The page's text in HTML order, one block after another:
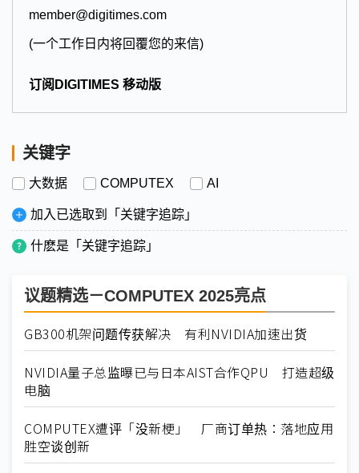
member@digitimes.com
(一个工作日内将回覆您的来信)
订阅DIGITIMES 移动版
关键字
大数据 COMPUTEX AI
加入已选取到「关键字追踪」
什麽是「关键字追踪」
议题精选－COMPUTEX 2025亮点
GB300机架问题传获解决 有利NVIDIA加速出货
NVIDIA量子总监曝已与日本AIST合作QPU 打造超级
电脑
COMPUTEX遭评「没新梗」 厂商订单热：落地应用
胜空谈创新